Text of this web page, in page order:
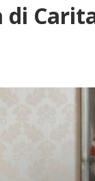
di